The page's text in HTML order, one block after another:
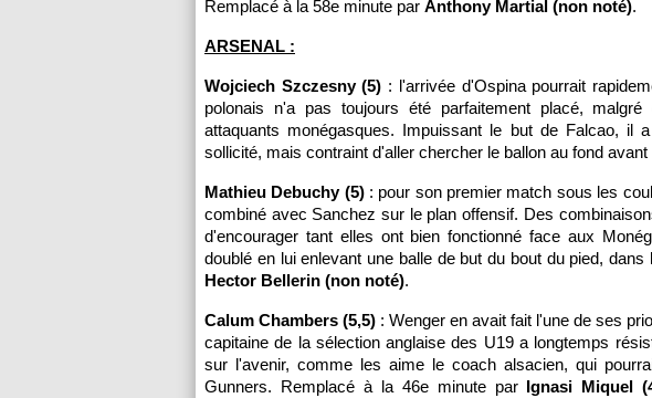
Remplacé à la 58e minute par Anthony Martial (non noté).
ARSENAL :
Wojciech Szczesny (5) : l'arrivée d'Ospina pourrait
polonais n'a pas toujours été parfaitement placé,
attaquants monégasques. Impuissant le but de Falcao, il
sollicité, mais contraint d'aller chercher le ballon au fond avant
Mathieu Debuchy (5): pour son premier match sous les
combiné avec Sanchez sur le plan offensif. Des
d'encourager tant elles ont bien fonctionné face aux
doublé en lui enlevant une balle de but du bout du pied,
Hector Bellerin (non noté).
Calum Chambers (5,5) : Wenger en avait fait l'une de ses
capitaine de la sélection anglaise des U19 a longtemps
sur l'avenir, comme les aime le coach alsacien, qui
Gunners. Remplacé à la 46e minute par Ignasi Miquel